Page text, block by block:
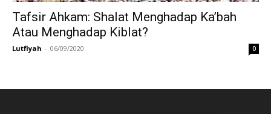
Tafsir Ahkam: Shalat Menghadap Ka’bah
Atau Menghadap Kiblat?
Lutfiyah - 06/09/2020 0